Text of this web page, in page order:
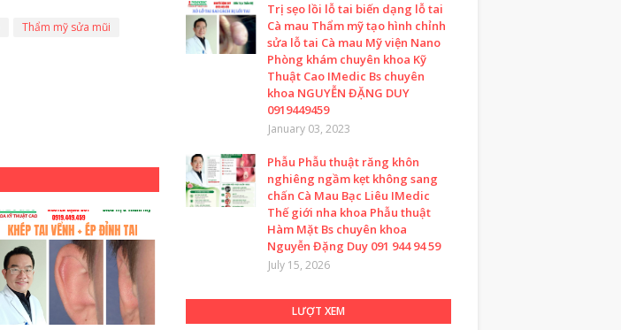
Thẩm mỹ sửa mũi
Trị sẹo lồi lỗ tai biến dạng lỗ tai
Cà mau Thẩm mỹ tạo hình chỉnh
sửa lỗ tai Cà mau Mỹ viện Nano
Phòng khám chuyên khoa Kỹ
Thuật Cao IMedic Bs chuyên
khoa NGUYỄN ĐẶNG DUY
0919449459
January 03, 2023
Phẫu Phẫu thuật răng khôn
nghiêng ngầm kẹt không sang
chấn Cà Mau Bạc Liêu IMedic
Thế giới nha khoa Phẫu thuật
Hàm Mặt Bs chuyên khoa
Nguyễn Đặng Duy 091 944 94 59
July 15, 2026
LƯỢT XEM